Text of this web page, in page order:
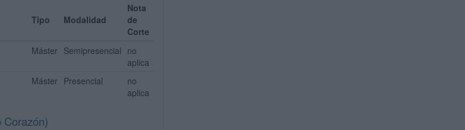
Tipo Modalidad
Nota
de
Corte
Máster Semipresencial no
aplica
Máster Presencial
no
aplica
Corazón)